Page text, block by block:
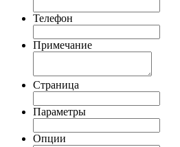
Телефон
Примечание
Страница
Параметры
Опции